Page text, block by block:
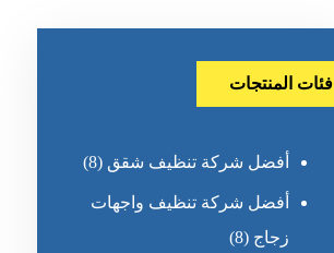
فئات المنتجات
أفضل شركة تنظيف شقق (8)
أفضل شركة تنظيف واجهات
زجاج (8)